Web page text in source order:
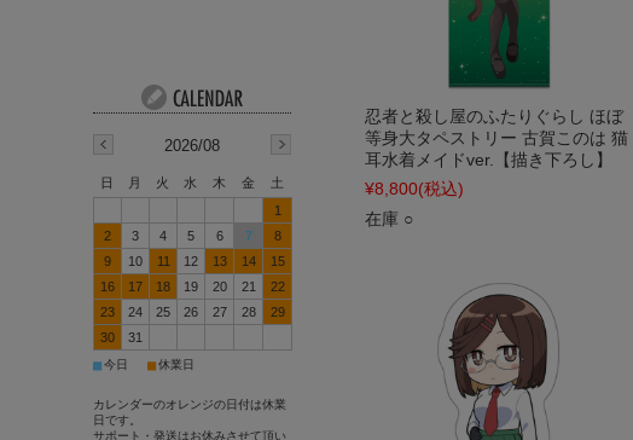
忍者と殺し屋のふたりぐらし ほぼ
等身大タペストリー 古賀このは 猫
耳水着メイドver.【描き下ろし】
¥8,800(税込)
在庫 ○
2026/08
日 月 火 水 木 金
土
1
2
3 4 5 6 7
8
9
10 11 12 13 14
15
16
17 18 19 20 21
22
23
24 25 26 27 28
29
30
31
■今日 ■休業日
カレンダーのオレンジの日付は休業
日です。
サポート・発送はお休みさせて頂い